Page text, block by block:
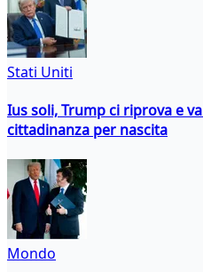
Stati Uniti
Ius soli, Trump ci riprova e
cittadinanza per nascita
Mondo